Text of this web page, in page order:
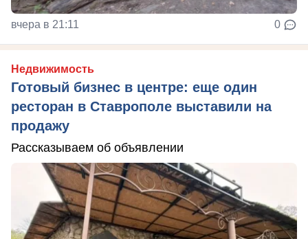
вчера в 21:11 0
Недвижимость
Готовый бизнес в центре: еще один
ресторан в Ставрополе выставили на
продажу
Рассказываем об объявлении